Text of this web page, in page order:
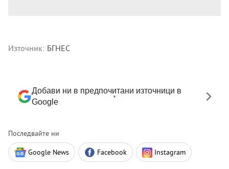
Източник: БГНЕС
Добави ни в предпочитани източници в
Google
Последвайте ни
Google News Facebook Instagram